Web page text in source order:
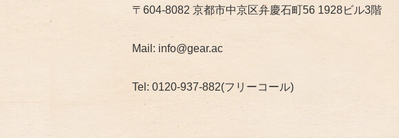
〒604-8082 京都市中京区弁慶石町56 1928ビル3階
Mail: info@gear.ac
Tel: 0120-937-882(フリーコール)